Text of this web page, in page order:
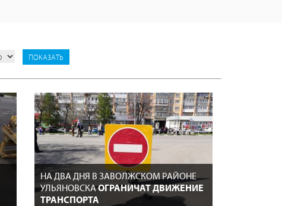
НА ДВА ДНЯ В ЗАВОЛЖСКОМ РАЙОНЕ
УЛЬЯНОВСКАОГРАНИЧАТ ДВИЖЕНИЕ
ТРАНСПОРТА